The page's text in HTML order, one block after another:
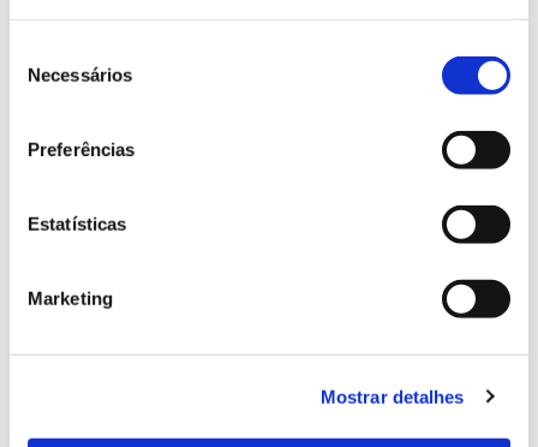
Necessários
Preferências
Estatísticas
Marketing
Mostrar detalhes
Genoma do priolo e de outras espécies em risco:
Registar galhas de Trichi em acácia-das-espigas: